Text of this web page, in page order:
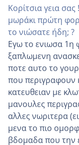
Κορίτσια γεια
μωράκι πρώτη
το νιώσατε ήδη; ?
Εγω το ενιωσα
ξαπλωμενη
ποτε αυτο το
που περιγραφουν
κατευθειαν με
μανουλες
αλλες νωριτερα
μενα το πιο
βδομαδα που την